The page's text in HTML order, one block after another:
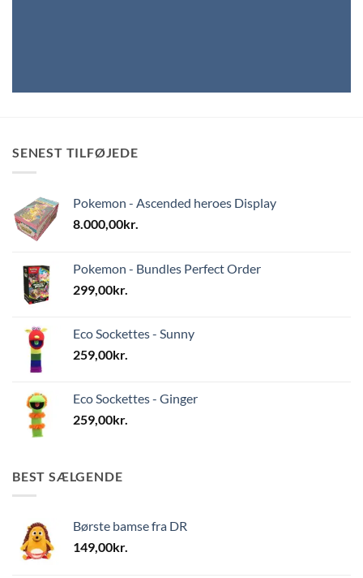
SENEST TILFØJEDE
Pokemon - Ascended heroes Display
8.000,00kr.
Pokemon - Bundles Perfect Order
299,00kr.
Eco Sockettes - Sunny
259,00kr.
Eco Sockettes - Ginger
259,00kr.
BEST SÆLGENDE
Børste bamse fra DR
149,00kr.